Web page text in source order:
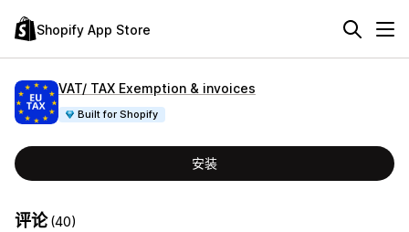
Shopify App Store
VAT/ TAX Exemption & invoices
Built for Shopify
安装
评论(40)